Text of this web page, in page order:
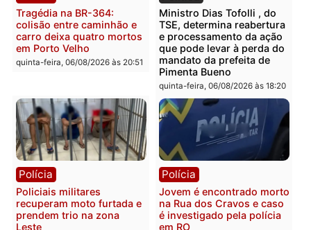
Polícia
Homem é encontrado
morto em residência no
bairro Colina Park em RO
sexta-feira, 07/08/2026 às 09:30
Polícia
Polícia Militar apreende
explosivos e
durante patrulhamento
fluvial no Rio Madeira em
Porto Velho
sexta-feira, 07/08/2026 às